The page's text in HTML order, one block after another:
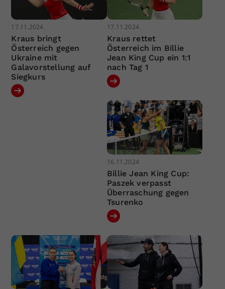
17.11.2024
Kraus bringt
Österreich gegen
Ukraine mit
Galavorstellung auf
Siegkurs
17.11.2024
Kraus rettet
Österreich im Billie
Jean King Cup ein 1:1
nach Tag 1
16.11.2024
Billie Jean King Cup:
Paszek verpasst
Überraschung gegen
Tsurenko